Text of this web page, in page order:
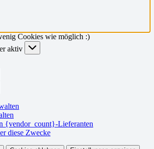
Cookies wie möglich :)
aktiv
{vendor_count}-Lieferanten
diese Zwecke